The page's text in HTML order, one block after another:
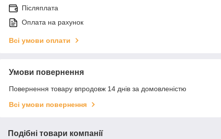
Післяплата
Оплата на рахунок
Всі умови оплати
Умови повернення
Повернення товару впродовж 14 днів за домовленістю
Всі умови повернення
Подібні товари компанії